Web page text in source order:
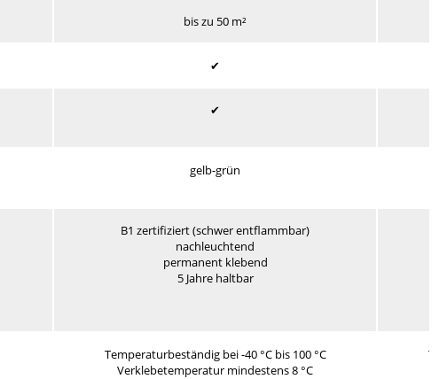
bis zu 50 m²
✔
✔
gelb-grün
B1 zertifiziert (schwer entflammbar)
nachleuchtend
permanent klebend
5 Jahre haltbar
Temperaturbeständig bei -40 °C bis 100 °C
Verklebetemperatur mindestens 8 °C